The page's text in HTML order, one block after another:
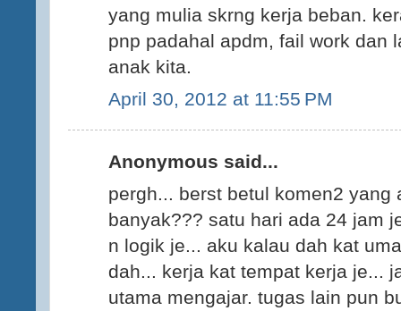
yang mulia skrng kerja beban.
pnp padahal apdm, fail work dan
anak kita.
April 30, 2012 at 11:55 PM
Anonymous said...
pergh... berst betul komen2
banyak??? satu hari ada 24 jam
n logik je... aku kalau dah kat
dah... kerja kat tempat kerja je...
utama mengajar. tugas lain pun